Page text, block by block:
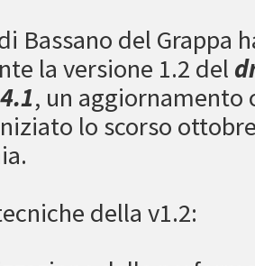
Bassano del Grappa
la versione 1.2 del
, un aggiornamento
lo scorso
della v1.2: